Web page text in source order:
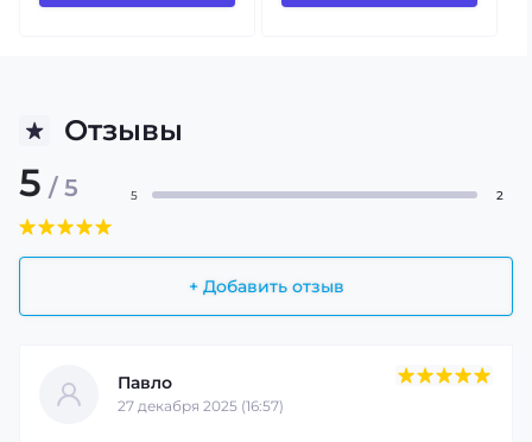
Отзывы
5 / 5
+ Добавить отзыв
5 2
Павло
27 декабря 2025 (16:57)